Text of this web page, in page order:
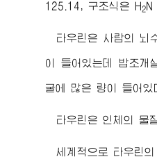
125.14, 구조식은 H 2N
타우린은 사람의 뇌
이 들어있는데 밥조
굴에 많은 량이 들어있
타우린은 인체의 물
세계적으로 타우린